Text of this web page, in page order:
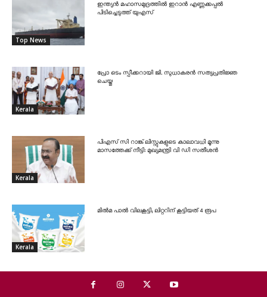
Top News
ഇന്ത്യൻ മഹാസമുദ്രത്തിൽ ഇറാൻ എണ്ണക്കപ്പൽ
പിടിച്ചെടുത്ത് യുഎസ്
Kerala
പ്രോ ടെം സ്പീക്കറായി ജി. സുധാകരൻ സത്യപ്രതിജ്ഞ
ചെയ്തു
Kerala
പിഎസ് സി റാങ്ക് ലിസ്റ്റുകളുടെ കാലാവധി മൂന്നു
മാസത്തേക്ക് നീട്ടി: മുഖ്യമന്ത്രി വി ഡി സതീശൻ
Kerala
മിൽമ പാൽ വിലകൂട്ടി; ലിറ്ററിന് കൂട്ടിയത് 4 രൂപ